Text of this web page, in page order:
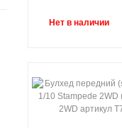
Нет в наличии